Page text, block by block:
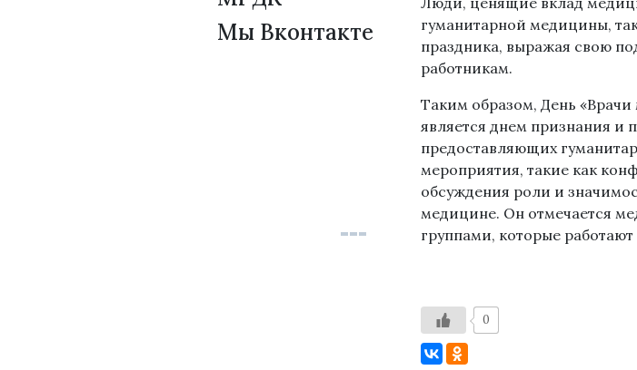
Мы Вконтакте
гуманитарной медицины,
праздника, выражая свою
работникам.
Таким образом, День «Врачи
является днем признания и
предоставляющих
мероприятия, такие как
обсуждения роли и
медицине. Он отмечается
группами, которые
0